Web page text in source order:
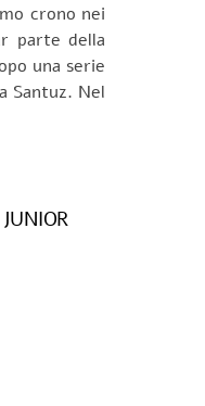
crono nei
parte della
una serie
Santuz. Nel